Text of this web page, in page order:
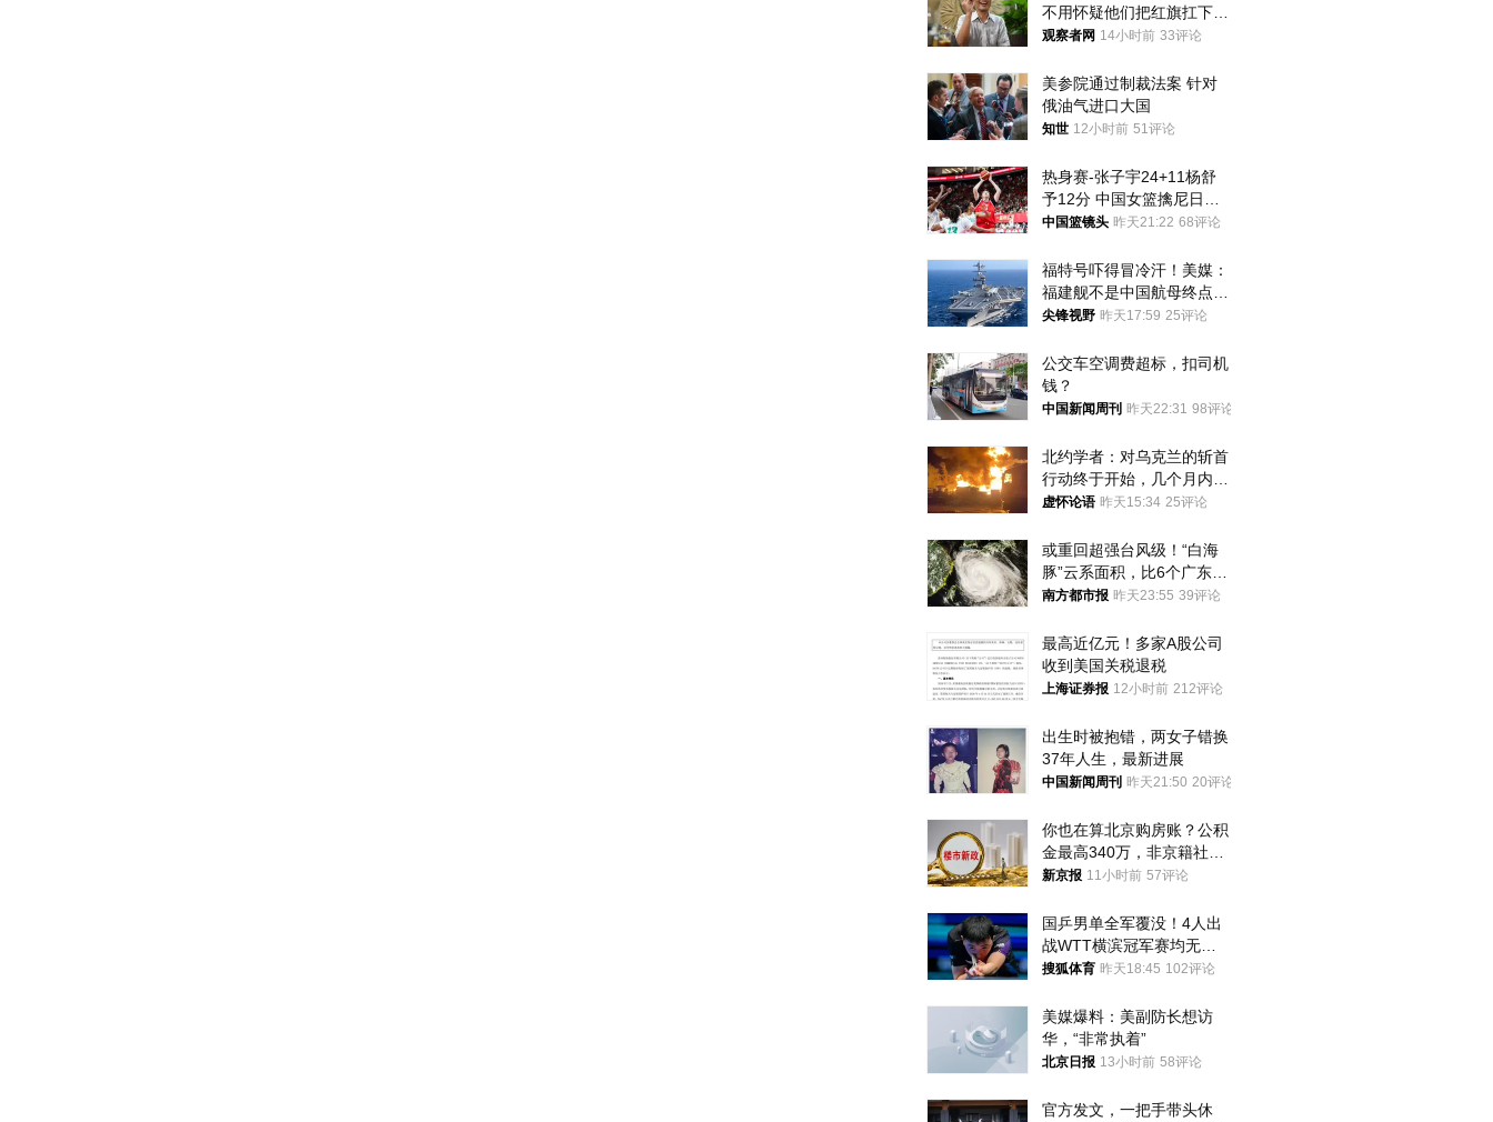
不用怀疑他们把红旗扛下去
的决心
观察者网 14小时前 33评论
美参院通过制裁法案 针对
俄油气进口大国
知世 12小时前 51评论
热身赛-张子宇24+11杨舒
予12分 中国女篮擒尼日利
亚
中国篮镜头 昨天21:22 68评论
福特号吓得冒冷汗！美媒：
福建舰不是中国航母终点，
而是新起点！
尖锋视野 昨天17:59 25评论
公交车空调费超标，扣司机
钱？
中国新闻周刊 昨天22:31 98评论
北约学者：对乌克兰的斩首
行动终于开始，几个月内乌
将投降
虚怀论语 昨天15:34 25评论
或重回超强台风级！“白海
豚”云系面积，比6个广东还
大！深圳官方：注意这件事
南方都市报 昨天23:55 39评论
最高近亿元！多家A股公司
收到美国关税退税
上海证券报 12小时前 212评论
出生时被抱错，两女子错换
37年人生，最新进展
中国新闻周刊 昨天21:50 20评论
你也在算北京购房账？公积
金最高340万，非京籍社保
1年
新京报 11小时前 57评论
国乒男单全军覆没！4人出
战WTT横滨冠军赛均无缘
八强
搜狐体育 昨天18:45 102评论
美媒爆料：美副防长想访
华，“非常执着”
北京日报 13小时前 58评论
官方发文，一把手带头休